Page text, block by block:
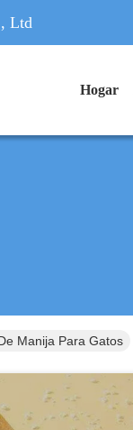
Ltd
Hogar
Manija Para Gatos